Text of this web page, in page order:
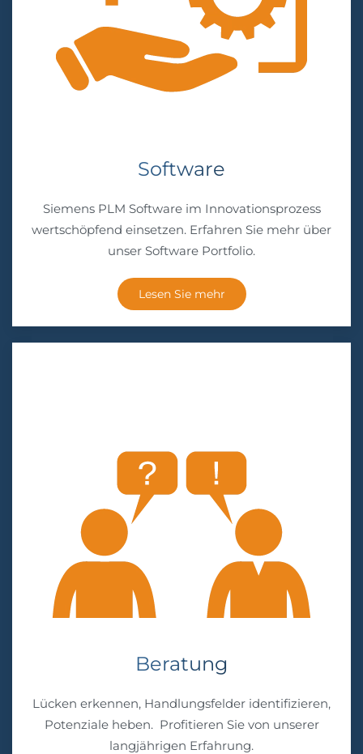
Software
Siemens PLM Software im Innovationsprozess
wertschöpfend einsetzen. Erfahren Sie mehr über
unser Software Portfolio.
Lesen Sie mehr
Beratung
Lücken erkennen, Handlungsfelder identifizieren,
Potenziale heben. Profitieren Sie von unserer
langjährigen Erfahrung.